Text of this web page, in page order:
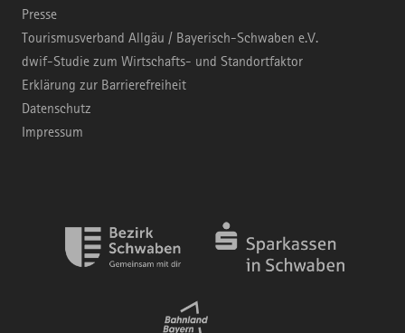
Presse
Tourismusverband Allgäu / Bayerisch-Schwaben e.V.
dwif-Studie zum Wirtschafts- und Standortfaktor
Erklärung zur Barrierefreiheit
Datenschutz
Impressum